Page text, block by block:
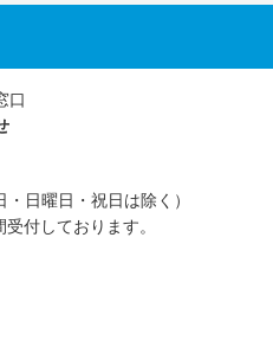
口
日曜日・祝日は除く）
付しております。